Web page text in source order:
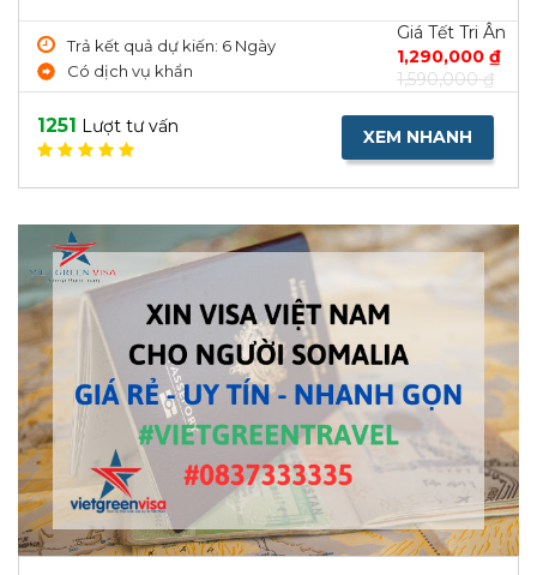
Trả kết quả dự kiến: 6 Ngày
Có dịch vụ khẩn
Giá Tết Tri Ân
1,290,000 ₫
1,590,000 ₫
1251 Lượt tư vấn XEM NHANH